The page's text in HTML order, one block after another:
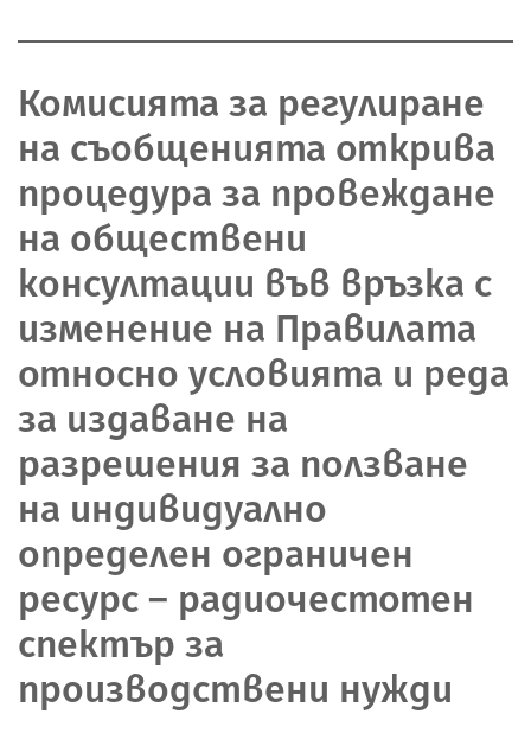
Комисията за регулиране
на съобщенията открива
процедура за провеждане
на обществени
консултации във връзка с
изменение на Правилата
относно условията и реда
за издаване на
разрешения за ползване
на индивидуално
определен ограничен
ресурс – радиочестотен
спектър за
производствени нужди